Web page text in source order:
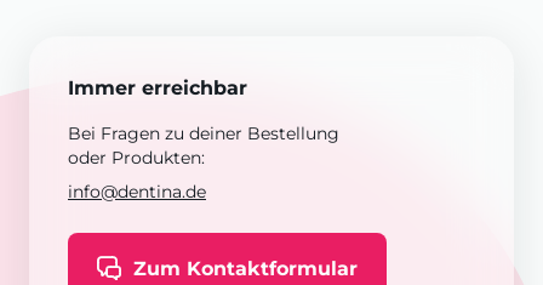
Immer erreichbar
Bei Fragen zu deiner Bestellung
oder Produkten:
info@dentina.de
Zum Kontaktformular